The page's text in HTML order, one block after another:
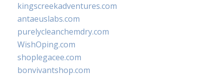
kingscreekadventures.com
antaeuslabs.com
purelycleanchemdry.com
WishOping.com
shoplegacee.com
bonvivantshop.com